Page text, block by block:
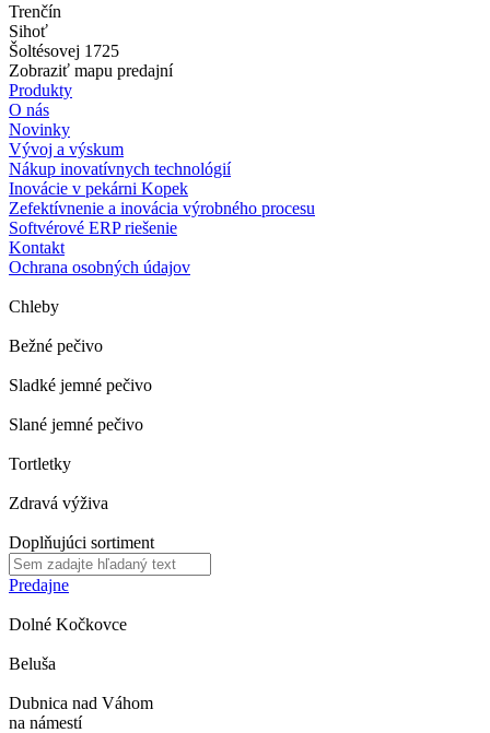
Trenčín
Sihoť
Šoltésovej 1725
Zobraziť mapu predajní
Produkty
O nás
Novinky
Vývoj a výskum
Nákup inovatívnych technológií
Inovácie v pekárni Kopek
Zefektívnenie a inovácia výrobného procesu
Softvérové ERP riešenie
Kontakt
Ochrana osobných údajov
Chleby
Bežné pečivo
Sladké jemné pečivo
Slané jemné pečivo
Tortletky
Zdravá výživa
Doplňujúci sortiment
Predajne
Dolné Kočkovce
Beluša
Dubnica nad Váhom
na námestí